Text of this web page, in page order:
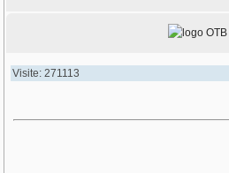
Visite: 271113